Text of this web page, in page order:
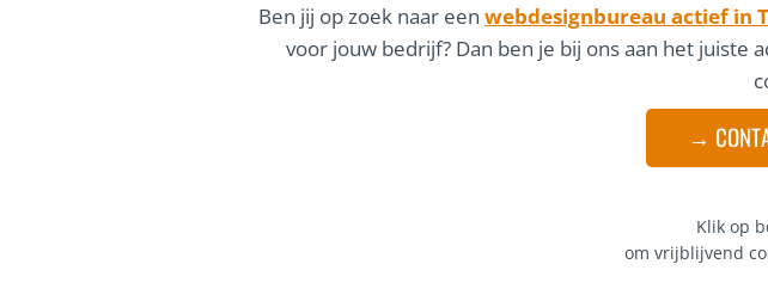
Ben jij op zoek naar een webdesignbureau actief in
voor jouw bedrijf? Dan ben je bij ons aan het
→
Klik op
om vrijblijvend